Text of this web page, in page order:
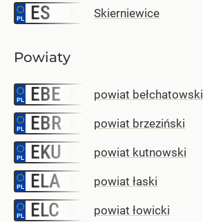
ES Skierniewice
Powiaty
EBE powiat bełchatowski
EBR powiat brzeziński
EKU powiat kutnowski
ELA powiat łaski
ELC powiat łowicki